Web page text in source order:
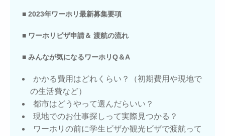
■ 2023年ワーホリ最新募集要項
■ ワーホリビザ申請＆ 渡航の流れ
■ みんなが気になるワーホリQ＆A
かかる費用はどれくらい？（初期費用や現地で
の生活費など）
都市はどうやって選んだらいい？
現地でのお仕事探しって実際見つかる？
ワーホリの前に学生ビザか観光ビザで渡航って